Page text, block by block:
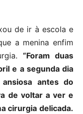
de ir à escola e
a menina enfim
“Foram duas
e a segunda dia
antes do
de voltar a ver e
cirurgia delicada.